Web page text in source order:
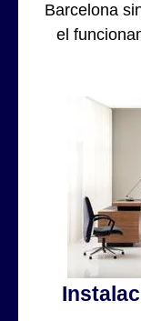
Barcelona
el